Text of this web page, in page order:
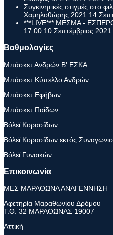
Συγκινητικές στιγμές στο
Χαμηλοθώρης 2021 14
***LIVE*** ΜΕΣΜΑ -
17:00 10 Σεπτέμβριος 2021
Βαθμολογίες
Μπάσκετ Ανδρών Β' ΕΣΚΑ
Μπάσκετ Κύπελλο Ανδρών
Μπάσκετ Εφήβων
Μπάσκετ Παίδων
Βόλεϊ Κορασίδων
Βόλεϊ Κορασίδων εκτός
Βόλεϊ Γυναικών
Επικοινωνία
ΜΕΣ ΜΑΡΑΘΩΝΑ ΑΝΑΓΕΝΝΗΣΗ
Αφετηρία Μαραθωνίου Δρόμου
Τ.Θ. 32 ΜΑΡΑΘΩΝΑΣ 19007
Αττική